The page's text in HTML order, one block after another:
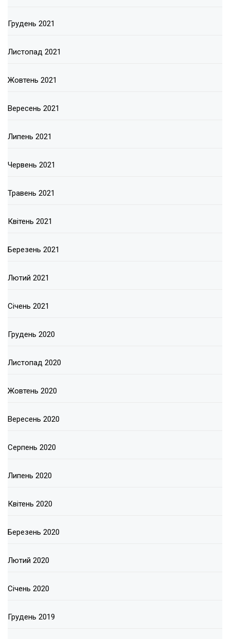
Грудень 2021
Листопад 2021
Жовтень 2021
Вересень 2021
Липень 2021
Червень 2021
Травень 2021
Квітень 2021
Березень 2021
Лютий 2021
Січень 2021
Грудень 2020
Листопад 2020
Жовтень 2020
Вересень 2020
Серпень 2020
Липень 2020
Квітень 2020
Березень 2020
Лютий 2020
Січень 2020
Грудень 2019